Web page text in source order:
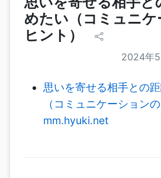
めたい（コミュニ
ヒント）
2024年
思いを寄せる相手との
（コミュニケーション
mm.hyuki.net